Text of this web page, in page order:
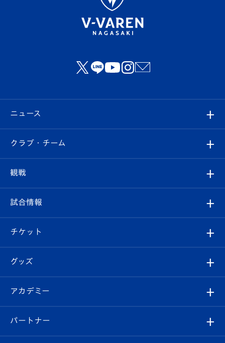
ニュース
すべて
クラブ
試合情報
チケット
イベント
メディア
クラブ・チーム
クラブ概要
エンブレム紹介
スタッフプロフィール
マスコット紹介
観戦
観戦ルール
はじめての観戦ガイド
Revive Team
ヴィヴィくんの長崎おもてなしガイド
試合情報
試合日程/結果
フォトギャラリー
スタジアムグルメ
チケット
チケット
V-LOVERS（ファンクラブ）
プレイヤーズスイート
グッズ
オンラインショップ
店舗情報
アカデミー
育成からのお知らせ
パートナー